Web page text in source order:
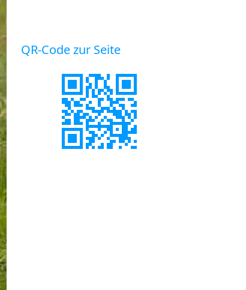
QR-Code zur Seite